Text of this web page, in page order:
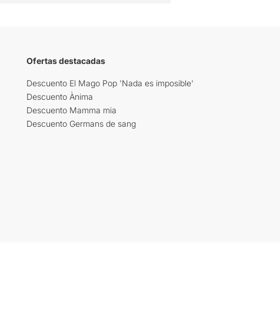
Ofertas destacadas
Descuento El Mago Pop 'Nada es imposible'
Descuento Ànima
Descuento Mamma mia
Descuento Germans de sang